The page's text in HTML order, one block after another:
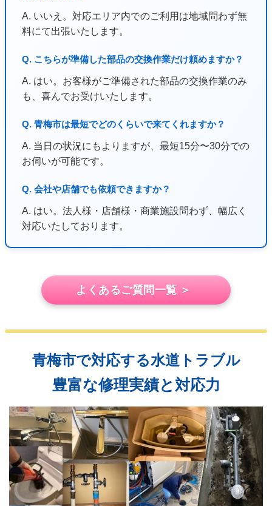
A. いいえ。対応エリア内でのご利用は地域問わず無
料にて出張いたします。
Q. こちらが準備した部品の交換作業だけ頼めますか？
A. はい。お客様がご準備された部品の交換作業のみ
も、喜んでお受けいたします。
Q. 青梅市は最短でどのくらいで来てくれますか？
A. 当日の状況にもよりますが、最短15分〜30分での
お伺いが可能です。
Q. 会社や店舗でも依頼できますか？
A. はい。法人様・店舗様・商業施設問わず、幅広く
対応いたしております。
よくあるご質問一覧 ＞
青梅市で対応する水道トラブル
豊富な修理実績と対応力